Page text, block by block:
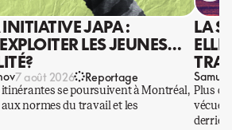
JAPA :
LES JEUNES…
7 août 2026 Reportage
itinérantes se poursuivent à Montréal,
normes du travail et les
LA
Plus
vécues